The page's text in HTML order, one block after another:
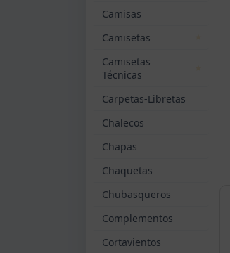
Camisas
Camisetas
Camisetas
Técnicas
Carpetas-Libretas
Chalecos
Chapas
Chaquetas
Chubasqueros
Complementos
Cortavientos